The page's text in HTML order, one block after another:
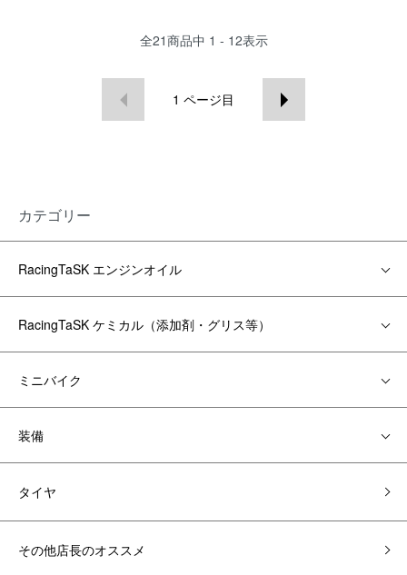
全21商品中 1 - 12表示
1 ページ目
カテゴリー
RacingTaSK エンジンオイル
RacingTaSK ケミカル（添加剤・グリス等）
ミニバイク
装備
タイヤ
その他店長のオススメ